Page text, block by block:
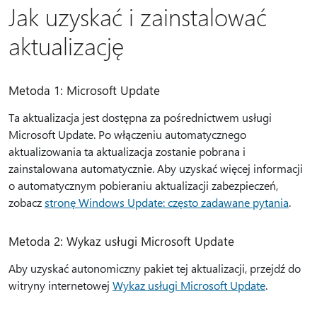
Jak uzyskać i zainstalować
aktualizację
Metoda 1: Microsoft Update
Ta aktualizacja jest dostępna za pośrednictwem usługi
Microsoft Update. Po włączeniu automatycznego
aktualizowania ta aktualizacja zostanie pobrana i
zainstalowana automatycznie. Aby uzyskać więcej informacji
o automatycznym pobieraniu aktualizacji zabezpieczeń,
zobaczstronę Windows Update: często zadawane pytania.
Metoda 2: Wykaz usługi Microsoft Update
Aby uzyskać autonomiczny pakiet tej aktualizacji, przejdź do
witryny internetowej Wykaz usługi Microsoft Update.